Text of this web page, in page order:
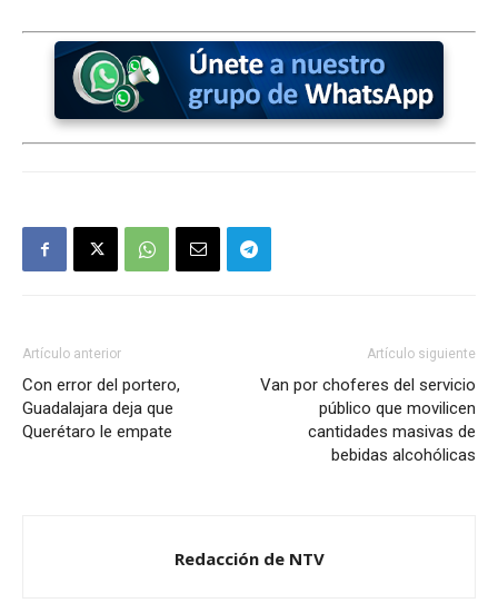
Artículo anterior
Con error del portero,
Guadalajara deja que
Querétaro le empate
Artículo siguiente
Van por choferes del servicio
público que movilicen
cantidades masivas de
bebidas alcohólicas
Redacción de NTV